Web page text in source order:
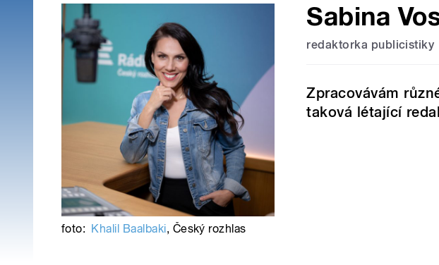
Sabina
redaktorka publicistiky
Zpracovávám
taková létající
foto: Khalil Baalbaki, Český rozhlas